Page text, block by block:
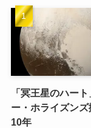
「冥王星のハー
ー・ホライズンズ
10年